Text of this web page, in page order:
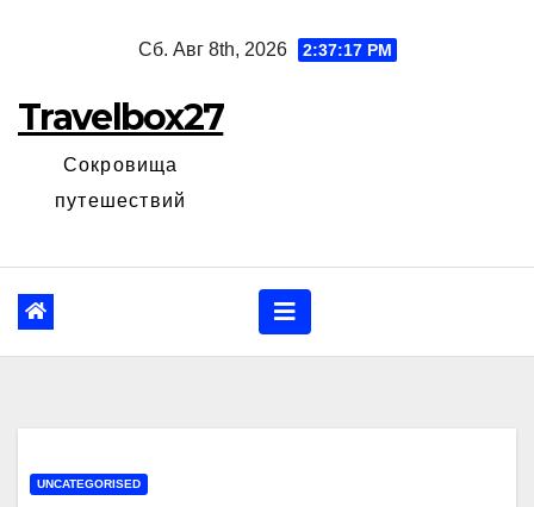
Сб. Авг 8th, 2026 2:37:18 PM
Travelbox27
Сокровища
путешествий
UNCATEGORISED